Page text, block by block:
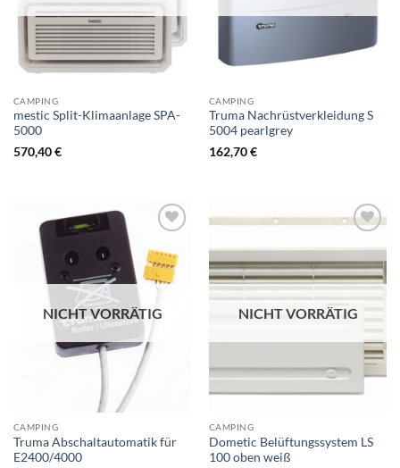
CAMPING
mestic Split-Klimaanlage SPA-
5000
570,40€
CAMPING
Truma Nachrüstverkleidung S
5004 pearlgrey
162,70€
NICHT VORRÄTIG
CAMPING
Truma Abschaltautomatik für
E2400/4000
NICHT VORRÄTIG
CAMPING
Dometic Belüftungssystem LS
100 oben weiß